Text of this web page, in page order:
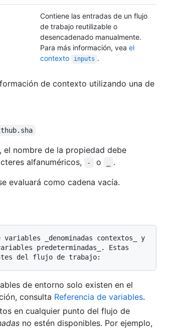
Contiene las entradas de un flujo
de trabajo reutilizable o
desencadenado manualmente.
Para más información, vea el
contexto
inputs .
de contexto utilizando una de
el nombre de la propiedad debe
alfanuméricos, - o
.
evaluará como cadena vacía.
predeterminadas_. Estas
de entorno solo existen en el
consulta Referencia de variables.
en cualquier punto del flujo de
no estén disponibles. Por ejemplo,